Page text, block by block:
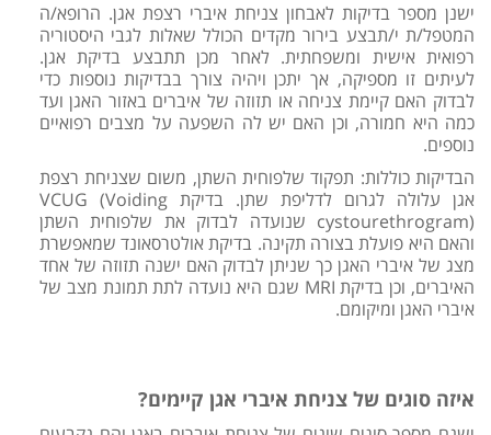
ישנן מספר בדיקות לאבחון צניחת איברי רצפת אגן. הרופא/ה
המטפל/ת י/תבצע בירור מקדים הכולל שאלות לגבי היסטוריה
רפואית אישית ומשפחתית. לאחר מכן תתבצע בדיקת אגן.
לעיתים זו מספיקה, אך יתכן ויהיה צורך בבדיקות נוספות כדי
לבדוק האם קיימת צניחה או תזוזה של איברים באזור האגן ועד
כמה היא חמורה, וכן האם יש לה השפעה על מצבים רפואיים
נוספים.
הבדיקות כוללות: תפקוד שלפוחית השתן, משום שצניחת רצפת
אגן עלולה לגרום לדליפת שתן. בדיקת VCUG (Voiding
cystourethrogram) שנועדה לבדוק את שלפוחית השתן
והאם היא פועלת בצורה תקינה. בדיקת אולטרסאונד שמאפשרת
מצג של איברי האגן כך שניתן לבדוק האם ישנה תזוזה של אחד
האיברים, וכן בדיקת MRI שגם היא נועדה לתת תמונת מצב של
איברי האגן ומיקומם.
איזה סוגים של צניחת איברי אגן קיימים?